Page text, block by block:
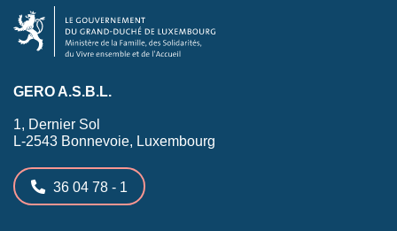
GERO A.S.B.L.
1, Dernier Sol
L-2543 Bonnevoie, Luxembourg
36 04 78 - 1